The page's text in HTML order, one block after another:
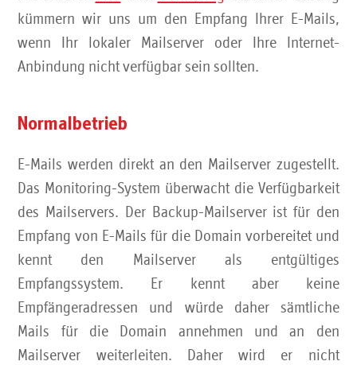
Webhosting
Kommunikationsserver
Webdesign
IT-Support
IPv4-Adressen
IT-Sicherheit
kümmern wir uns um den Empfang Ihrer E-Mails,
wenn Ihr lokaler Mailserver oder Ihre Internet-
Anbindung nicht verfügbar sein sollten.
Normalbetrieb
E-Mails werden direkt an den Mailserver zugestellt.
Das Monitoring-System überwacht die Verfügbarkeit
des Mailservers. Der Backup-Mailserver ist für den
Empfang von E-Mails für die Domain vorbereitet und
kennt den Mailserver als entgültiges
Empfangssystem. Er kennt aber keine
Empfängeradressen und würde daher sämtliche
Mails für die Domain annehmen und an den
Mailserver weiterleiten. Daher wird er nicht